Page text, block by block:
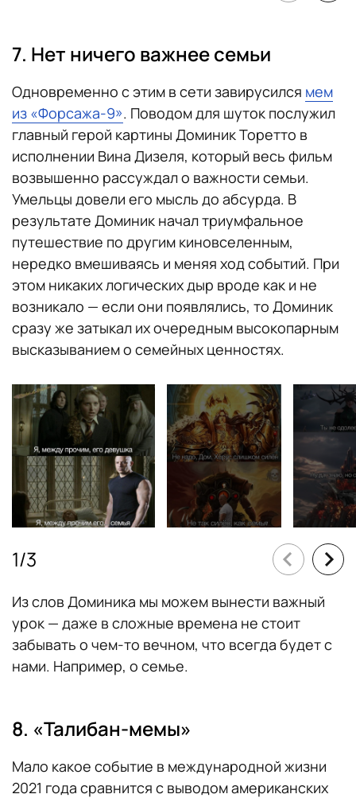
7. Нет ничего важнее семьи
Одновременно с этим в сети завирусился мем
из «Форсажа-9». Поводом для шуток послужил
главный герой картины Доминик Торетто в
исполнении Вина Дизеля, который весь фильм
возвышенно рассуждал о важности семьи.
Умельцы довели его мысль до абсурда. В
результате Доминик начал триумфальное
путешествие по другим киновселенным,
нередко вмешиваясь и меняя ход событий. При
этом никаких логических дыр вроде как и не
возникало — если они появлялись, то Доминик
сразу же затыкал их очередным высокопарным
высказыванием о семейных ценностях.
1/3
Из слов Доминика мы можем вынести важный
урок — даже в сложные времена не стоит
забывать о чем-то вечном, что всегда будет с
нами. Например, о семье.
8. «Талибан-мемы»
Мало какое событие в международной жизни
2021 года сравнится с выводом американских